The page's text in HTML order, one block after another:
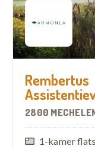
Rembertus
2800
1-kamer